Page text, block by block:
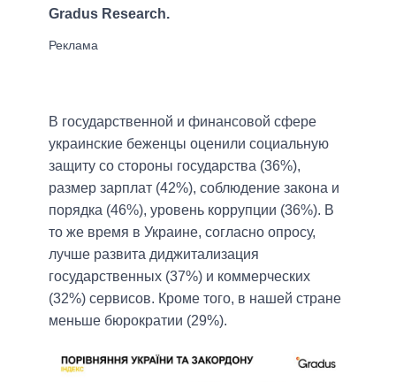
Gradus Research.
В государственной и финансовой сфере
украинские беженцы оценили социальную
защиту со стороны государства (36%),
размер зарплат (42%), соблюдение закона и
порядка (46%), уровень коррупции (36%). В
то же время в Украине, согласно опросу,
лучше развита диджитализация
государственных (37%) и коммерческих
(32%) сервисов. Кроме того, в нашей стране
меньше бюрократии (29%).